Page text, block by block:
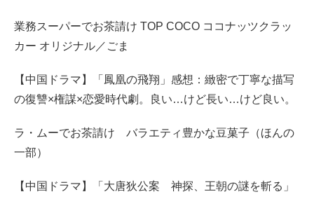
業務スーパーでお茶請け TOP COCO ココナッツクラッ
カー オリジナル／ごま
【中国ドラマ】「鳳凰の飛翔」感想：緻密で丁寧な描写
の復讐×権謀×恋愛時代劇。良い…けど長い…けど良い。
ラ・ムーでお茶請け バラエティ豊かな豆菓子（ほんの
一部）
【中国ドラマ】「大唐狄公案 神探、王朝の謎を斬る」